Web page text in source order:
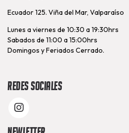
Ecuador 125. Viña del Mar, Valparaíso
Lunes a viernes de 10:30 a 19:30hrs
Sabados de 11:00 a 15:00hrs
Domingos y Feriados Cerrado.
Redes Sociales